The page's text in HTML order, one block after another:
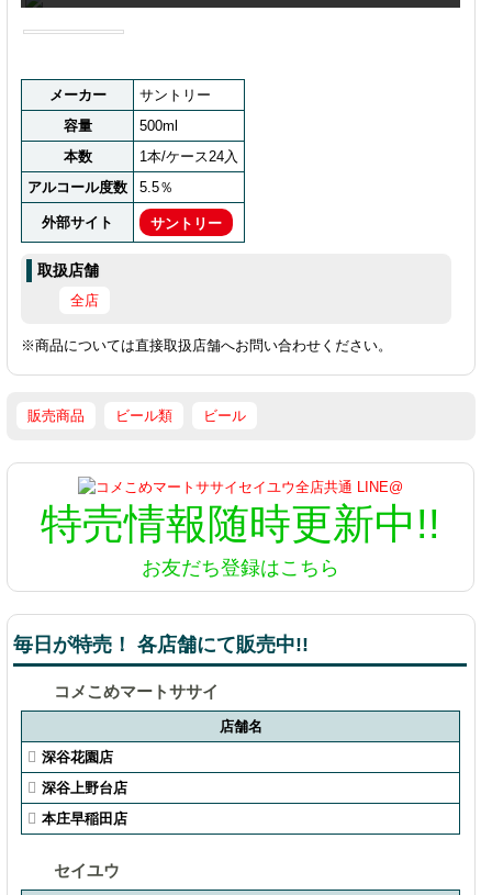
メーカー
サントリー
容量
500ml
本数
1本/ケース24入
アルコール度数
5.5％
外部サイト サントリー
取扱店舗
全店
※商品については直接取扱店舗へお問い合わせください。
販売商品 ビール類 ビール
特売情報随時更新中!!
お友だち登録はこちら
毎日が特売！ 各店舗にて販売中!!
コメこめマートササイ
店舗名
深谷花園店
深谷上野台店
本庄早稲田店
セイユウ